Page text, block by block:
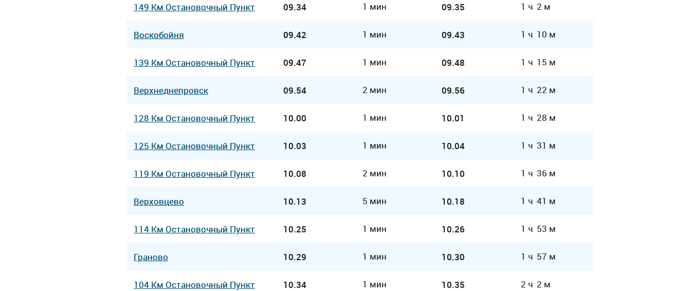
149 Км Остановочный Пункт 09.34 1 мин 09.35 1 ч 2 м
Воскобойня 09.42 1 мин 09.43 1 ч 10 м
139 Км Остановочный Пункт 09.47 1 мин 09.48 1 ч 15 м
Верхнеднепровск 09.54 2 мин 09.56 1 ч 22 м
128 Км Остановочный Пункт 10.00 1 мин 10.01 1 ч 28 м
125 Км Остановочный Пункт 10.03 1 мин 10.04 1 ч 31 м
119 Км Остановочный Пункт 10.08 2 мин 10.10 1 ч 36 м
Верховцево 10.13 5 мин 10.18 1 ч 41 м
114 Км Остановочный Пункт 10.25 1 мин 10.26 1 ч 53 м
Граново 10.29 1 мин 10.30 1 ч 57 м
104 Км Остановочный Пункт 10.34 1 мин 10.35 2 ч 2 м